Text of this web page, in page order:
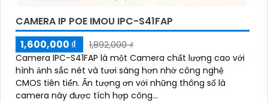
CAMERA IP POE IMOU IPC-S41FAP
1,600,000 ₫
1,892,000 ₫
Camera IPC-S41FAP là một Camera chất lượng cao với
hình ảnh sắc nét và tươi sáng hơn nhờ công nghệ
CMOS tiên tiến. Ấn tượng ơn với những thông số là
camera này được tích hợp công...